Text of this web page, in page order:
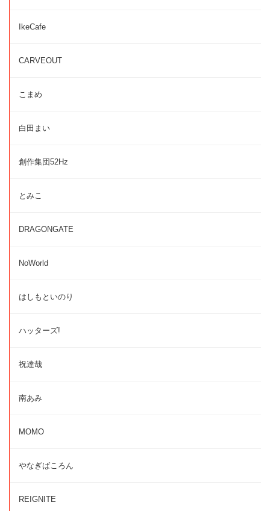
IkeCafe
CARVEOUT
こまめ
白田まい
創作集団52Hz
とみこ
DRAGONGATE
NoWorld
はしもといのり
ハッターズ!
祝達哉
南あみ
MOMO
やなぎばころん
REIGNITE